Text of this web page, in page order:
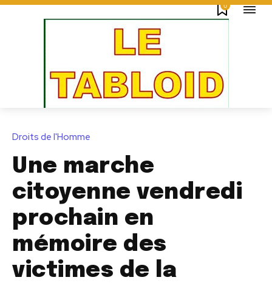
0
Droits de l'Homme
Une marche
citoyenne vendredi
prochain en
mémoire des
victimes de la